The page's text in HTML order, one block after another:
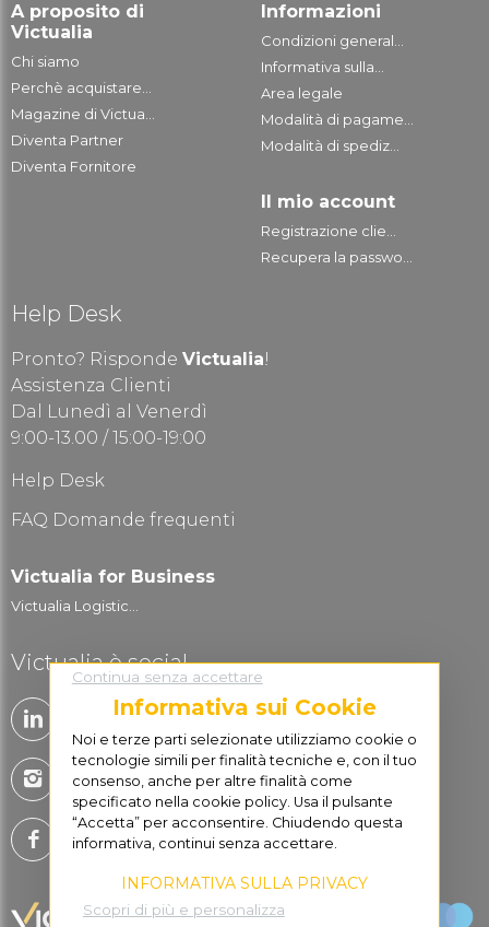
A proposito di
Victualia
Chi siamo
Perchè acquistare...
Magazine di Victua...
Diventa Partner
Diventa Fornitore
Informazioni
Condizioni general...
Informativa sulla...
Area legale
Modalità di pagame...
Modalità di spediz...
Il mio account
Registrazione clie...
Recupera la passwo...
Help Desk
Pronto? Risponde Victualia!
Assistenza Clienti
Dal Lunedì al Venerdì
9:00-13.00 / 15:00-19:00
Help Desk
FAQ Domande frequenti
Victualia for Business
Victualia Logistic...
Victualia è social
Continua senza accettare
Informativa sui Cookie
Noi e terze parti selezionate utilizziamo cookie o
tecnologie simili per finalità tecniche e, con il tuo
consenso, anche per altre finalità come
specificato nella cookie policy. Usa il pulsante
“Accetta” per acconsentire. Chiudendo questa
informativa, continui senza accettare.
INFORMATIVA SULLA PRIVACY
Scopri di più e personalizza